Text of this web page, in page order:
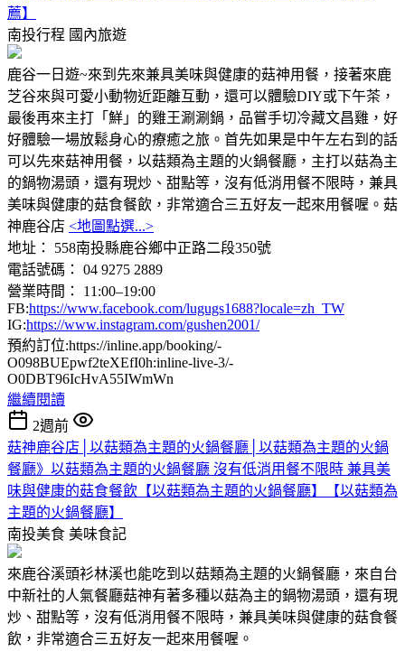
薦】
南投行程 國內旅遊
鹿谷一日遊~來到先來兼具美味與健康的菇神用餐，接著來鹿
芝谷來與可愛小動物近距離互動，還可以體驗DIY或下午茶，
最後再來主打「鮮」的雞王涮涮鍋，品嘗手切冷藏文昌雞，好
好體驗一場放鬆身心的療癒之旅。首先如果是中午左右到的話
可以先來菇神用餐，以菇類為主題的火鍋餐廳，主打以菇為主
的鍋物湯頭，還有現炒、甜點等，沒有低消用餐不限時，兼具
美味與健康的菇食餐飲，非常適合三五好友一起來用餐喔。菇
神鹿谷店 <地圖點選...>
地址： 558南投縣鹿谷鄉中正路二段350號
電話號碼： 04 9275 2889
營業時間： 11:00–19:00
FB:https://www.facebook.com/lugugs1688?locale=zh_TW
IG:https://www.instagram.com/gushen2001/
預約訂位:https://inline.app/booking/-
O098BUEpwf2teXEfI0h:inline-live-3/-
O0DBT96IcHvA55IWmWn
繼續閱讀
2週前
菇神鹿谷店│以菇類為主題的火鍋餐廳│以菇類為主題的火鍋
餐廳》以菇類為主題的火鍋餐廳 沒有低消用餐不限時 兼具美
味與健康的菇食餐飲【以菇類為主題的火鍋餐廳】【以菇類為
主題的火鍋餐廳】
南投美食 美味食記
來鹿谷溪頭衫林溪也能吃到以菇類為主題的火鍋餐廳，來自台
中新社的人氣餐廳菇神有著多種以菇為主的鍋物湯頭，還有現
炒、甜點等，沒有低消用餐不限時，兼具美味與健康的菇食餐
飲，非常適合三五好友一起來用餐喔。